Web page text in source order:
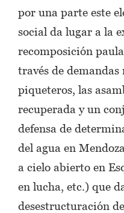
por una parte este
social da lugar a la
recomposición
través de
piqueteros, las
recuperada y un
defensa de
del agua en
a cielo abierto en
en lucha, etc.) que
desestructuración